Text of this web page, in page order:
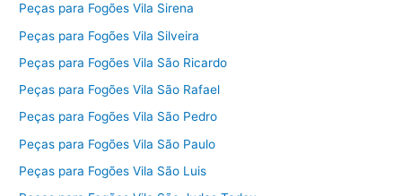
Peças para Fogões Vila Sirena
Peças para Fogões Vila Silveira
Peças para Fogões Vila São Ricardo
Peças para Fogões Vila São Rafael
Peças para Fogões Vila São Pedro
Peças para Fogões Vila São Paulo
Peças para Fogões Vila São Luis